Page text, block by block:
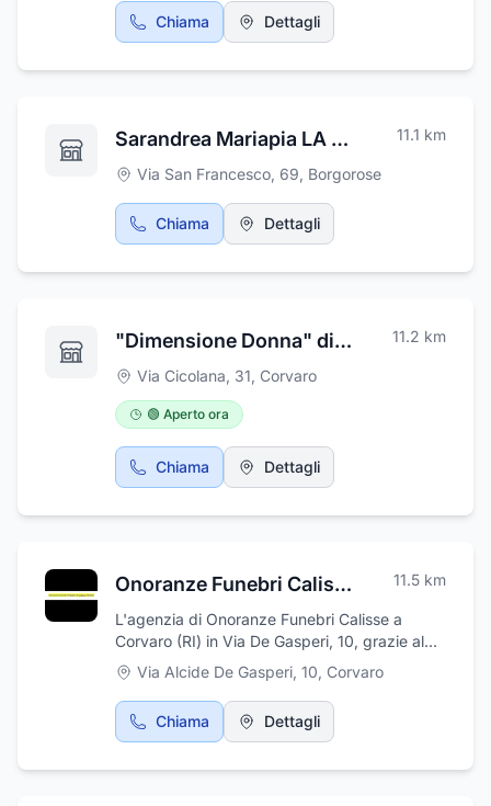
trovare esattamente l’articolo che cercano.
Questo anche grazie alla professionalità ed
negozio e il suo titolare, sempre attento alle
di ferramenta. Troverete inoltre mangimi per
animali e pellet di ottima qualità.
Chiama Dettagli
Sarandrea Mariapia LA PIAZZETTA 11.1 km
Via San Francesco, 69, Borgorose
Chiama Dettagli
"Dimensione Donna" di Ester Tavani Parrucchiera 11.2 km
Via Cicolana, 31, Corvaro
🟢 Aperto ora
Chiama Dettagli
Onoranze Funebri Calisse 11.5 km
L'agenzia di Onoranze Funebri Calisse a
Corvaro (RI) in Via De Gasperi, 10, grazie al
personale altamente qualificato e alla lunga
esperienza nel settore, siamo in grado di far
fronte ad ogni richiesta in tempi brevissimi,
garantendo la massima professionalita? e
Calisse offre tutti i servizi per l'organizzazione
Via Alcide De Gasperi, 10, Corvaro
Chiama Dettagli